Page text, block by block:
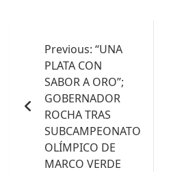
entradas
Previous: “UNA
PLATA CON
SABOR A ORO”;
GOBERNADOR
ROCHA TRAS
SUBCAMPEONATO
OLÍMPICO DE
MARCO VERDE